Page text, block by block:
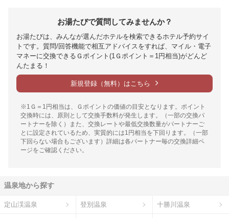
お湯たびで質問してみませんか？
お湯たびは、みんなが選んだホテルを検索できるホテル予約サイ
トです。質問/回答機能で相互アドバイスをすれば、マイル・電子
マネーに交換できるＧポイント(1Ｇポイント＝1円相当)がどんど
んたまる！
新規登録（無料）はこちら
※1Ｇ＝1円相当は、Ｇポイントの価値の目安となります。ポイント
交換時には、原則として交換手数料が発生します。（一部の交換パ
ートナーを除く）また、交換レートや最低交換数量がパートナーご
とに設定されているため、実質的には1円相当を下回ります。（一部
下回らない場合もございます）詳細は各パートナー毎の交換詳細ペ
ージをご確認ください。
温泉地から探す
定山渓温泉 登別温泉 十勝川温泉